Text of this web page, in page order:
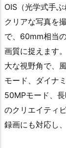
OIS（光学式手
クリアな写真を
で、60mm相当
画質に捉えます
大な視野角で、
モード、ダイナ
50MPモード、
のクリエイティ
録画にも対応し